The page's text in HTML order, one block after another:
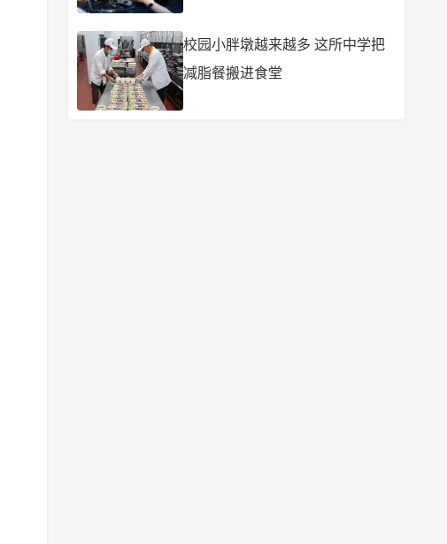
校园小胖墩越来越多 这所中学把
减脂餐搬进食堂